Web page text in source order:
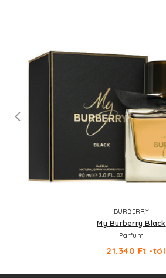
BURBERRY
My Burberry Black
Parfum
21.340 Ft -tól